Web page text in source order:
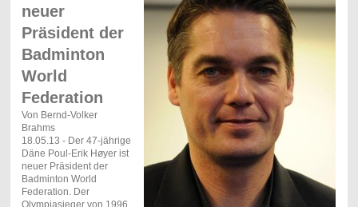
neuer
Präsident der
Badminton
World
Federation
Von Bernd-Volker
Brahms
18.05.13 - Der 47-jährige
Däne Poul-Erik Høyer ist
neuer Präsident der
Badminton World
Federation. Der